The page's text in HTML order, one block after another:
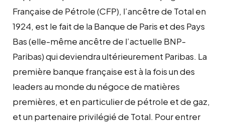
Française de Pétrole (CFP), l’ancêtre de Total en
1924, est le fait de la Banque de Paris et des Pays
Bas (elle-même ancêtre de l’actuelle BNP-
Paribas) qui deviendra ultérieurement Paribas. La
première banque française est à la fois un des
leaders au monde du négoce de matières
premières, et en particulier de pétrole et de gaz,
et un partenaire privilégié de Total. Pour entrer